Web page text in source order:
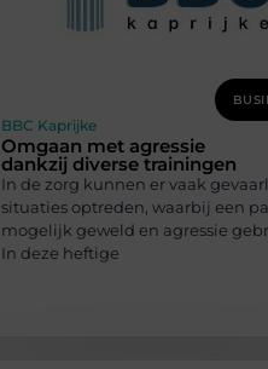
BBC Kaprijke
Omgaan met agressie
dankzij diverse trainingen
In de zorg kunnen er vaak
situaties optreden, waarbij een
mogelijk geweld en agressie
In deze heftige